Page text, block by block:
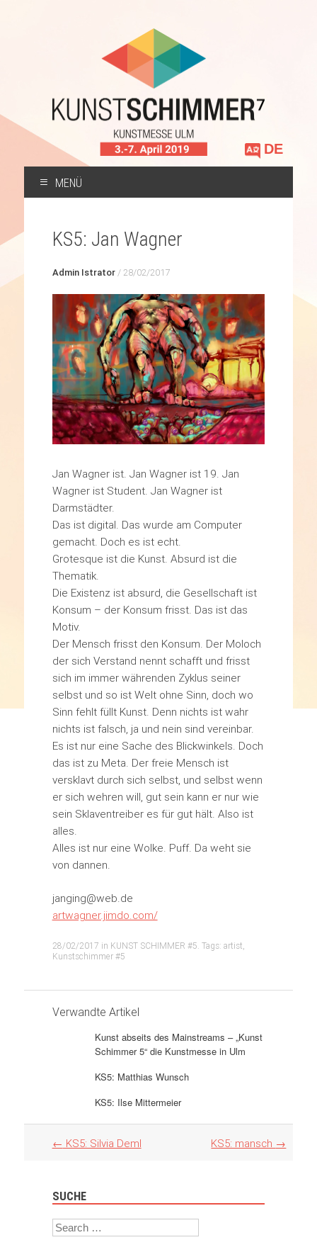
Sprache
auswählen
MENÜ
SPRINGEN
KS5: Jan Wagner
Admin Istrator/ 28/02/2017
Jan Wagner ist. Jan Wagner ist 19. Jan
Wagner ist Student. Jan Wagner ist
Darmstädter.
Das ist digital. Das wurde am Computer
gemacht. Doch es ist echt.
Grotesque ist die Kunst. Absurd ist die
Thematik.
Die Existenz ist absurd, die Gesellschaft ist
Konsum – der Konsum frisst. Das ist das
Motiv.
Der Mensch frisst den Konsum. Der Moloch
der sich Verstand nennt schafft und frisst
sich im immer währenden Zyklus seiner
selbst und so ist Welt ohne Sinn, doch wo
Sinn fehlt füllt Kunst. Denn nichts ist wahr
nichts ist falsch, ja und nein sind vereinbar.
Es ist nur eine Sache des Blickwinkels. Doch
das ist zu Meta. Der freie Mensch ist
versklavt durch sich selbst, und selbst wenn
er sich wehren will, gut sein kann er nur wie
sein Sklaventreiber es für gut hält. Also ist
alles.
Alles ist nur eine Wolke. Puff. Da weht sie
von dannen.
janging@web.de
artwagner.jimdo.com/
28/02/2017 in KUNST SCHIMMER #5. Tags: artist,
Kunstschimmer #5
Verwandte Artikel
Kunst abseits des Mainstreams – „Kunst
Schimmer 5“ die Kunstmesse in Ulm
KS5: Matthias Wunsch
KS5: Ilse Mittermeier
Artikel
← KS5: Silvia Deml KS5: mansch →
SUCHE
Search